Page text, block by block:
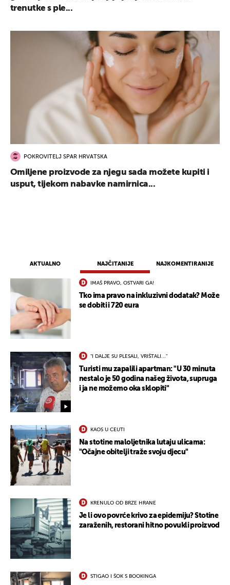
AKTUALNO NAJČITANIJE NAJKOMENTIRANIJE
IMAŠ PRAVO, OSTVARI GA!
Tko ima pravo na inkluzivni dodatak? Može
se dobiti i 720 eura
"I DALJE SU PLESALI, VRIŠTALI..."
Turisti mu zapalili apartman: "U 30 minuta
nestalo je 50 godina našeg života, supruga
i ja ne možemo oka sklopiti"
KAOS U CEUTI
Na stotine maloljetnika lutaju ulicama:
"Očajne obitelji traže svoju djecu"
KRENULO OD BRZE HRANE
Je li ovo povrće krivo za epidemiju? Stotine
zaraženih, restorani hitno povukli proizvod
STIGAO I ŠOK S BOOKINGA
trenutke s ple...
POKROVITELJ SPAR HRVATSKA
Omiljene proizvode za njegu sada možete kupiti i
usput, tijekom nabavke namirnica...